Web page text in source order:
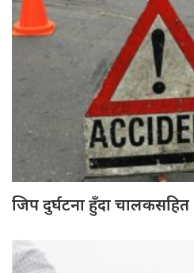
जिप दुर्घटना हुँदा